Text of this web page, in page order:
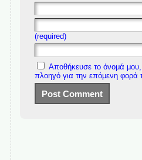
(required)
Αποθήκευσε το όνομά μου,
πλοηγό για την επόμενη